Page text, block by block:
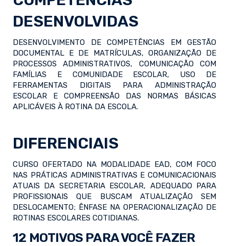
DESENVOLVIDAS
DESENVOLVIMENTO DE COMPETÊNCIAS EM GESTÃO
DOCUMENTAL E DE MATRÍCULAS, ORGANIZAÇÃO DE
PROCESSOS ADMINISTRATIVOS, COMUNICAÇÃO COM
FAMÍLIAS E COMUNIDADE ESCOLAR, USO DE
FERRAMENTAS DIGITAIS PARA ADMINISTRAÇÃO
ESCOLAR E COMPREENSÃO DAS NORMAS BÁSICAS
APLICÁVEIS À ROTINA DA ESCOLA.
DIFERENCIAIS
CURSO OFERTADO NA MODALIDADE EAD, COM FOCO
NAS PRÁTICAS ADMINISTRATIVAS E COMUNICACIONAIS
ATUAIS DA SECRETARIA ESCOLAR, ADEQUADO PARA
PROFISSIONAIS QUE BUSCAM ATUALIZAÇÃO SEM
DESLOCAMENTO; ÊNFASE NA OPERACIONALIZAÇÃO DE
ROTINAS ESCOLARES COTIDIANAS.
12 MOTIVOS PARA VOCÊ FAZER